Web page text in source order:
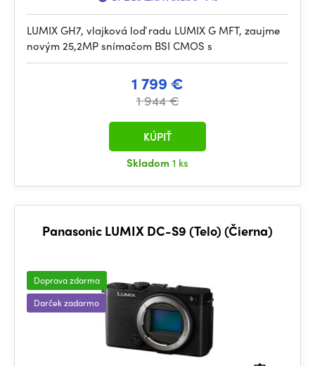
LUMIX GH7, vlajková loď radu LUMIX G MFT, zaujme
novým 25,2MP snímačom BSI CMOS s
1 799 €
1 944 €
Skladom1 ks
KÚPIŤ
Panasonic LUMIX DC-S9 (Telo) (Čierna)
Doprava zdarma
Darček zadarmo